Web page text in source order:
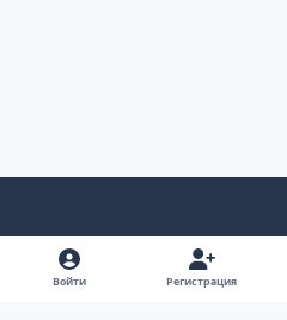
Светлый режим
Темный режимСистемные предпочтения
Войти Регистрация